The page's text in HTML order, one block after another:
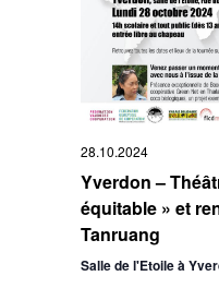
28.10.2024
Yverdon –
équitable » et
Tanruang
Salle de l'Etoile à